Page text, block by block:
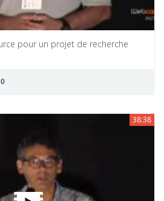
pour un projet de recherche
38:38